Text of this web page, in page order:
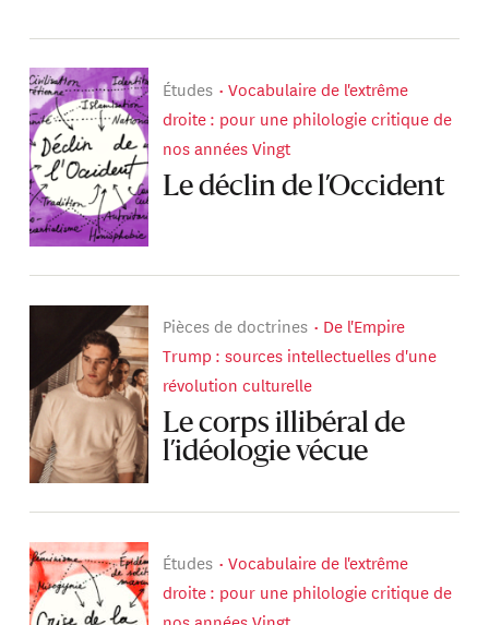
Études
Vocabulaire de l'extrême
droite : pour une philologie critique de
nos années Vingt
Le déclin de l’Occident
Pièces de doctrines
De l'Empire
Trump : sources intellectuelles d'une
révolution culturelle
Le corps illibéral de
l’idéologie vécue
Études
Vocabulaire de l'extrême
droite : pour une philologie critique de